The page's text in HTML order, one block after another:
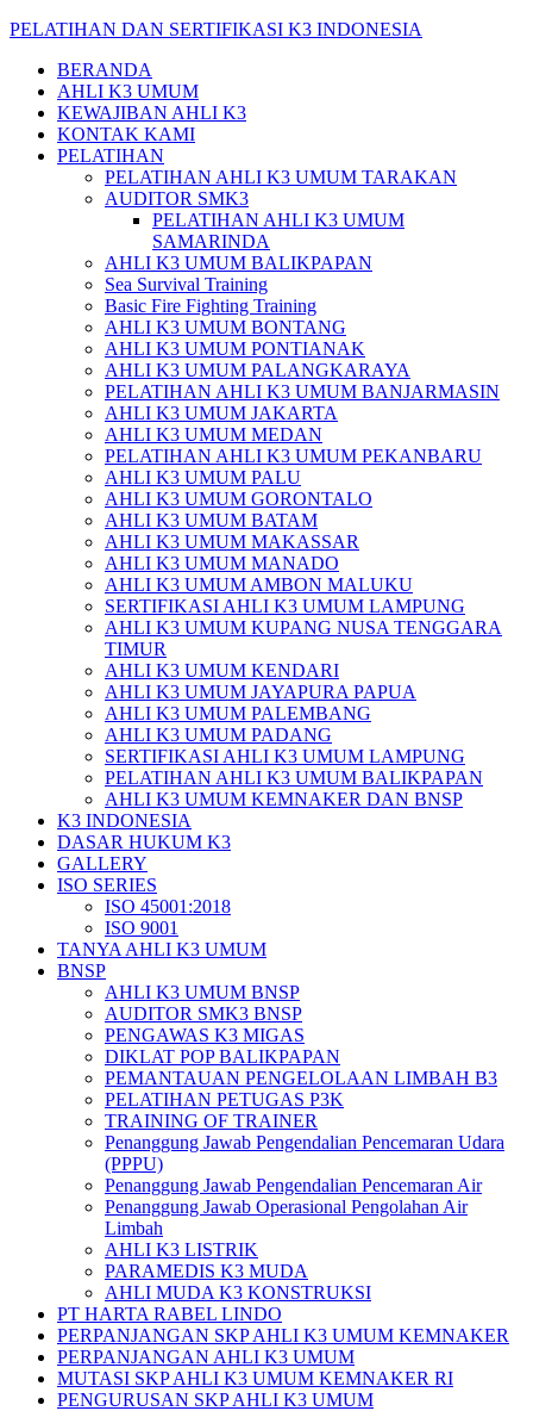
PELATIHAN DAN SERTIFIKASI K3 INDONESIA
BERANDA
AHLI K3 UMUM
KEWAJIBAN AHLI K3
KONTAK KAMI
PELATIHAN
PELATIHAN AHLI K3 UMUM TARAKAN
AUDITOR SMK3
PELATIHAN AHLI K3 UMUM
SAMARINDA
AHLI K3 UMUM BALIKPAPAN
Sea Survival Training
Basic Fire Fighting Training
AHLI K3 UMUM BONTANG
AHLI K3 UMUM PONTIANAK
AHLI K3 UMUM PALANGKARAYA
PELATIHAN AHLI K3 UMUM BANJARMASIN
AHLI K3 UMUM JAKARTA
AHLI K3 UMUM MEDAN
PELATIHAN AHLI K3 UMUM PEKANBARU
AHLI K3 UMUM PALU
AHLI K3 UMUM GORONTALO
AHLI K3 UMUM BATAM
AHLI K3 UMUM MAKASSAR
AHLI K3 UMUM MANADO
AHLI K3 UMUM AMBON MALUKU
SERTIFIKASI AHLI K3 UMUM LAMPUNG
AHLI K3 UMUM KUPANG NUSA TENGGARA
TIMUR
AHLI K3 UMUM KENDARI
AHLI K3 UMUM JAYAPURA PAPUA
AHLI K3 UMUM PALEMBANG
AHLI K3 UMUM PADANG
SERTIFIKASI AHLI K3 UMUM LAMPUNG
PELATIHAN AHLI K3 UMUM BALIKPAPAN
AHLI K3 UMUM KEMNAKER DAN BNSP
K3 INDONESIA
DASAR HUKUM K3
GALLERY
ISO SERIES
ISO 45001:2018
ISO 9001
TANYA AHLI K3 UMUM
BNSP
AHLI K3 UMUM BNSP
AUDITOR SMK3 BNSP
PENGAWAS K3 MIGAS
DIKLAT POP BALIKPAPAN
PEMANTAUAN PENGELOLAAN LIMBAH B3
PELATIHAN PETUGAS P3K
TRAINING OF TRAINER
Penanggung Jawab Pengendalian Pencemaran Udara
(PPPU)
Penanggung Jawab Pengendalian Pencemaran Air
Penanggung Jawab Operasional Pengolahan Air
Limbah
AHLI K3 LISTRIK
PARAMEDIS K3 MUDA
AHLI MUDA K3 KONSTRUKSI
PT HARTA RABEL LINDO
PERPANJANGAN SKP AHLI K3 UMUM KEMNAKER
PERPANJANGAN AHLI K3 UMUM
MUTASI SKP AHLI K3 UMUM KEMNAKER RI
PENGURUSAN SKP AHLI K3 UMUM